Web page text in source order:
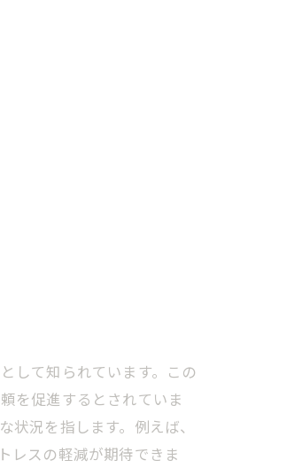
して知られています。この
を促進するとされていま
況を指します。例えば、
レスの軽減が期待できま